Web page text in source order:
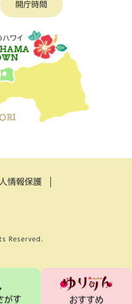
開庁時間
情報保護
Reserved.